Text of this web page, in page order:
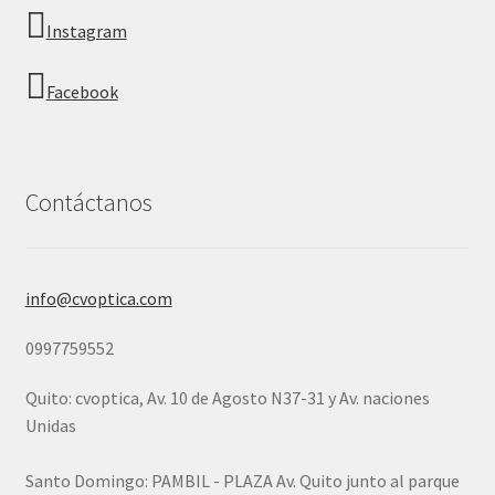
Instagram
Facebook
Contáctanos
info@cvoptica.com
0997759552
Quito: cvoptica, Av. 10 de Agosto N37-31 y Av. naciones
Unidas
Santo Domingo: PAMBIL - PLAZA Av. Quito junto al parque